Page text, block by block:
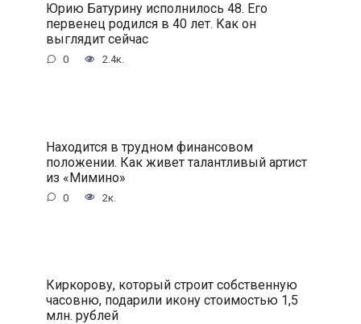
Юрию Батурину исполнилось 48. Его
первенец родился в 40 лет. Как он
выглядит сейчас
0 2.4к.
Находится в трудном финансовом
положении. Как живет талантливый артист
из «Мимино»
0 2к.
Киркорову, который строит собственную
часовню, подарили икону стоимостью 1,5
млн. рублей